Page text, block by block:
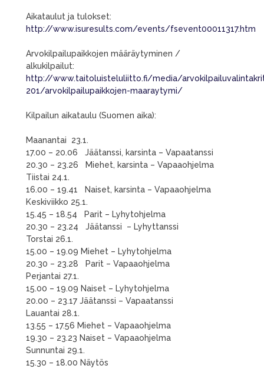
Aikataulut ja tulokset:
http://www.isuresults.com/events/fsevent00011317.htm
Arvokilpailupaikkojen määräytyminen /
alkukilpailut:
http://www.taitoluisteluliitto.fi/media/
201/arvokilpailupaikkojen-maaraytymi/
Kilpailun aikataulu (Suomen aika):
Maanantai 23.1.
17.00 – 20.06 Jäätanssi, karsinta – Vapaatanssi
20.30 – 23.26 Miehet, karsinta – Vapaaohjelma
Tiistai 24.1.
16.00 – 19.41 Naiset, karsinta – Vapaaohjelma
Keskiviikko 25.1.
15.45 – 18.54 Parit – Lyhytohjelma
20.30 – 23.24 Jäätanssi – Lyhyttanssi
Torstai 26.1.
15.00 – 19.09 Miehet – Lyhytohjelma
20.30 – 23.28 Parit – Vapaaohjelma
Perjantai 27.1.
15.00 – 19.09 Naiset – Lyhytohjelma
20.00 – 23.17 Jäätanssi – Vapaatanssi
Lauantai 28.1.
13.55 – 17.56 Miehet – Vapaaohjelma
19.30 – 23.23 Naiset – Vapaaohjelma
Sunnuntai 29.1.
15.30 – 18.00 Näytös